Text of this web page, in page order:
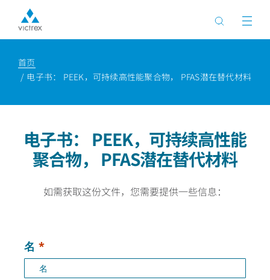
首页
电子书： PEEK，可持续高性能聚合物， PFAS潜在替代材料
电子书： PEEK，可持续高性能
聚合物， PFAS潜在替代材料
如需获取这份文件，您需要提供一些信息：
名